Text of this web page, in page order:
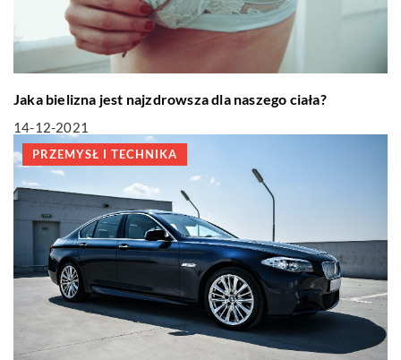
Jaka bielizna jest najzdrowsza dla naszego ciała?
14-12-2021
PRZEMYSŁ I TECHNIKA